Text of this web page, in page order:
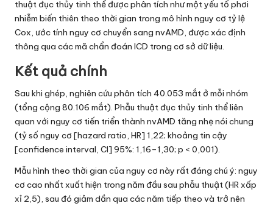
thuật đục thủy tinh thể được phân tích như một yếu tố phơi
nhiễm biến thiên theo thời gian trong mô hình nguy cơ tỷ lệ
Cox, ước tính nguy cơ chuyển sang nvAMD, được xác định
thông qua các mã chẩn đoán ICD trong cơ sở dữ liệu.
Kết quả chính
Sau khi ghép, nghiên cứu phân tích 40.053 mắt ở mỗi nhóm
(tổng cộng 80.106 mắt). Phẫu thuật đục thủy tinh thể liên
quan với nguy cơ tiến triển thành nvAMD tăng nhẹ nói chung
(tỷ số nguy cơ [hazard ratio, HR] 1,22; khoảng tin cậy
[confidence interval, CI] 95%: 1,16–1,30; p < 0,001).
Mẫu hình theo thời gian của nguy cơ này rất đáng chú ý: nguy
cơ cao nhất xuất hiện trong năm đầu sau phẫu thuật (HR xấp
xỉ 2,5), sau đó giảm dần qua các năm tiếp theo và trở nên